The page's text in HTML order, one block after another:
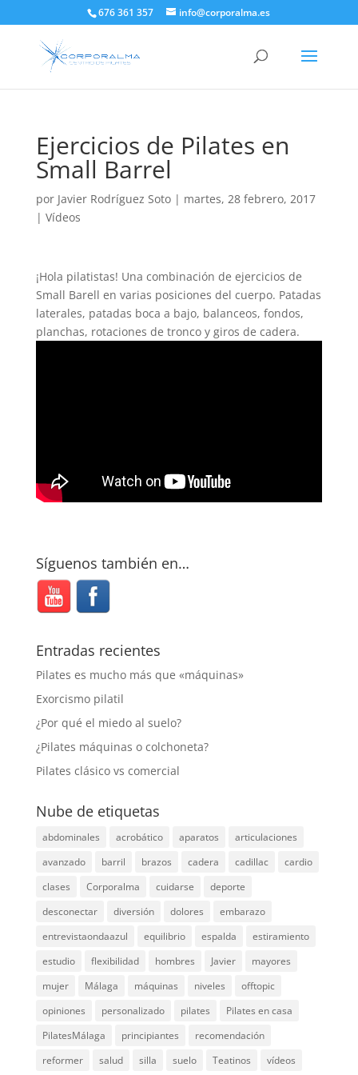
676 361 357 info@corporalma.es
Ejercicios de Pilates en
Small Barrel
por Javier Rodríguez Soto| martes, 28 febrero, 2017
| Vídeos
¡Hola pilatistas! Una combinación de ejercicios de
Small Barell en varias posiciones del cuerpo. Patadas
laterales, patadas boca a bajo, balanceos, fondos,
planchas, rotaciones de tronco y giros de cadera.
Síguenos también en…
Entradas recientes
Pilates es mucho más que «máquinas»
Exorcismo pilatil
¿Por qué el miedo al suelo?
¿Pilates máquinas o colchoneta?
Pilates clásico vs comercial
Nube de etiquetas
abdominales acrobático aparatos
articulaciones
avanzado
barril brazos cadera cadillac
cardio
clases
Corporalma cuidarse
deporte
desconectar
diversión dolores
embarazo
entrevistaondaazul
equilibrio espalda
estiramiento
estudio
flexibilidad hombres Javier
mayores
mujer
Málaga máquinas niveles
offtopic
opiniones
personalizado pilates
Pilates en casa
PilatesMálaga
principiantes
recomendación
reformer
salud silla suelo Teatinos vídeos